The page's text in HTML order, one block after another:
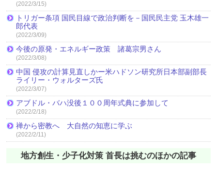
(2022/3/15)
トリガー条項 国民目線で政治判断を－国民民主党 玉木雄一
郎代表
(2022/3/09)
今後の原発・エネルギー政策 諸葛宗男さん
(2022/3/08)
中国 侵攻の計算見直しかー米ハドソン研究所日本部副部長
ライリー・ウォルターズ氏
(2022/3/07)
アブドル・バハ没後１００周年式典に参加して
(2022/2/18)
禅から密教へ 大自然の知恵に学ぶ
(2022/2/11)
地方創生・少子化対策 首長は挑むのほかの記事